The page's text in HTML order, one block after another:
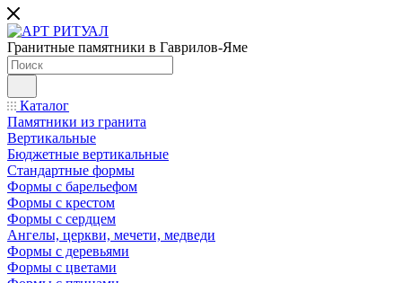
Гранитные памятники в Гаврилов-Яме
Каталог
Памятники из гранита
Вертикальные
Бюджетные вертикальные
Стандартные формы
Формы с барельефом
Формы с крестом
Формы с сердцем
Ангелы, церкви, мечети, медведи
Формы с деревьями
Формы с цветами